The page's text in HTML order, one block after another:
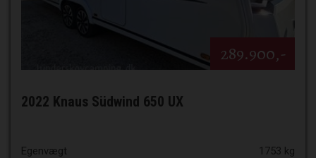
289.900,-
2022 Knaus Südwind 650 UX
Egenvægt
1753 kg